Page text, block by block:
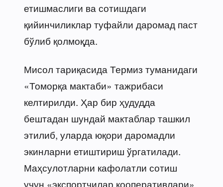
етишмаслиги ва сотишдаги
қийинчиликлар туфайли даромад паст
бўлиб қолмоқда.
Мисол тариқасида Термиз туманидаги
«Томорқа мактаби» тажрибаси
келтирилди. Ҳар бир ҳудудда
бештадан шундай мактаблар ташкил
этилиб, уларда юқори даромадли
экинларни етиштириш ўргатилади.
Маҳсулотларни кафолатли сотиш
учун «экспортчилар кооперативлари»